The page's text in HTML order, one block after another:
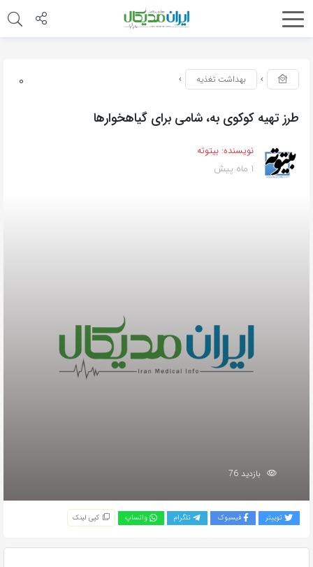
0 بهداشت تغذیه
طرز تهیه کوکوی به، شامی برای گیاهخوارها
نویسنده: بیتوته
1 ماه پیش
بازدید 76
توییتر فیسبوک تلگرام واتساپ کپی لینک